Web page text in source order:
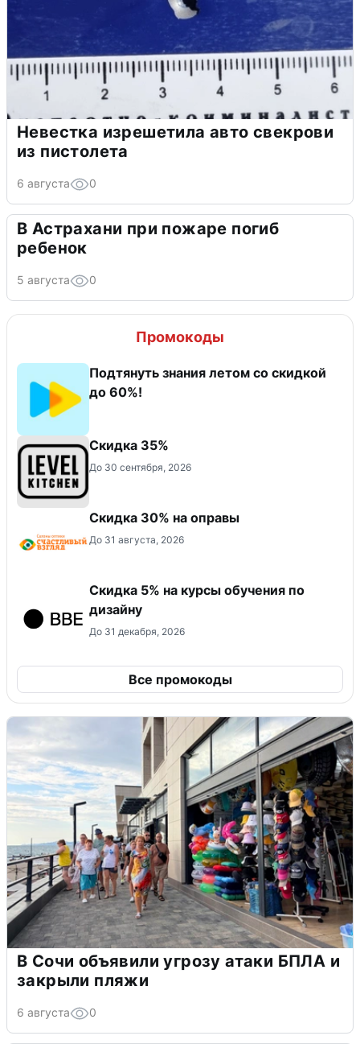
Невестка изрешетила авто свекрови
из пистолета
6 августа 0
В Астрахани при пожаре погиб
ребенок
5 августа 0
Промокоды
Подтянуть знания летом со скидкой
до 60%!
Скидка 35%
До 30 сентября, 2026
Скидка 30% на оправы
До 31 августа, 2026
Скидка 5% на курсы обучения по
дизайну
До 31 декабря, 2026
Все промокоды
В Сочи объявили угрозу атаки БПЛА и
закрыли пляжи
6 августа 0